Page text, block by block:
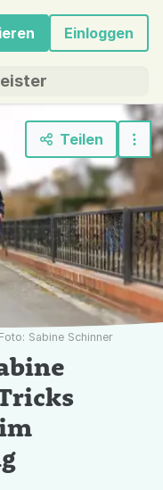
Einloggen
Teilen
Foto: Sabine Schinner